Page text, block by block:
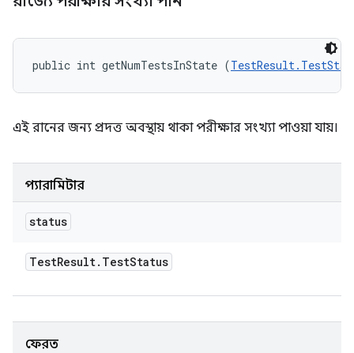
public int getNumTestsInState (
এই রানের জন্য প্রদত্ত অবস্থায় থাকা পরীক্ষার সংখ্যা পাওয়া যায়।
প্যারামিটার
status
TestResult. TestStatus
ফেরত